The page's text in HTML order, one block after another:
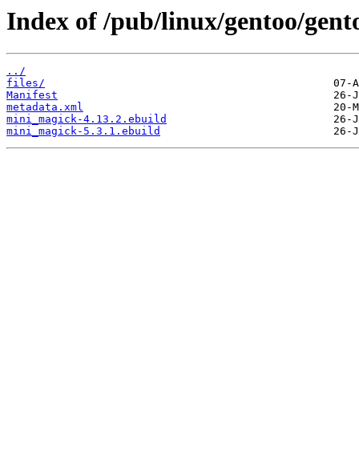
Index of /pub/linux/gentoo/
../
files/
Manifest
metadata.xml
mini_magick-4.13.2.ebuild
mini_magick-5.3.1.ebuild